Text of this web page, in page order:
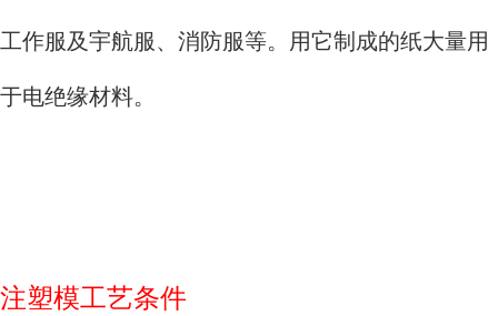
工作服及宇航服、消防服等。用它制成的纸大量用
于电绝缘材料。
注塑模工艺条件